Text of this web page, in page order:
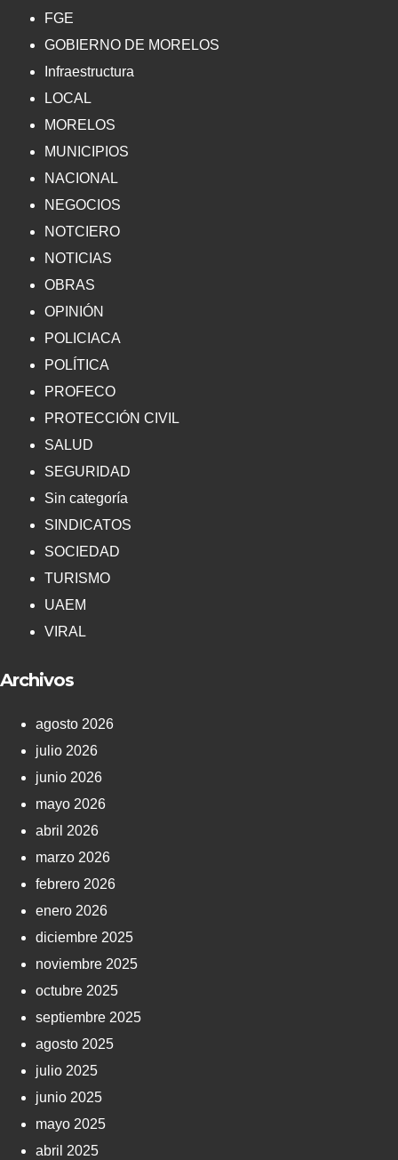
FGE
GOBIERNO DE MORELOS
Infraestructura
LOCAL
MORELOS
MUNICIPIOS
NACIONAL
NEGOCIOS
NOTCIERO
NOTICIAS
OBRAS
OPINIÓN
POLICIACA
POLÍTICA
PROFECO
PROTECCIÓN CIVIL
SALUD
SEGURIDAD
Sin categoría
SINDICATOS
SOCIEDAD
TURISMO
UAEM
VIRAL
Archivos
agosto 2026
julio 2026
junio 2026
mayo 2026
abril 2026
marzo 2026
febrero 2026
enero 2026
diciembre 2025
noviembre 2025
octubre 2025
septiembre 2025
agosto 2025
julio 2025
junio 2025
mayo 2025
abril 2025